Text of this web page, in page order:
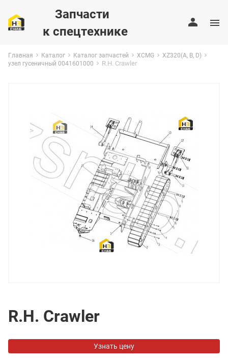
Запчасти
к спецтехнике
Главная Каталог Каталог запчастей XCMG
XZ320(A, B, D)
узел гусеничный 0041601000
R.H. Crawler
R.H. Crawler
Узнать цену